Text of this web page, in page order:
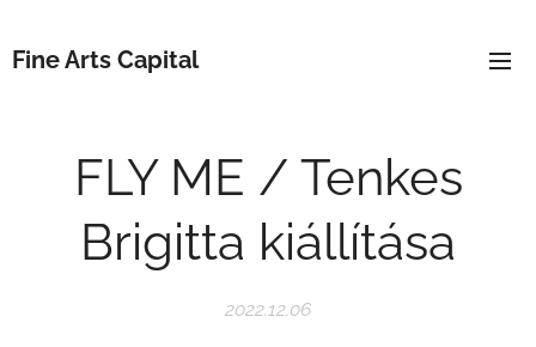
Fine Arts Capital
FLY ME / Tenkes
Brigitta kiállítása
2022.12.06